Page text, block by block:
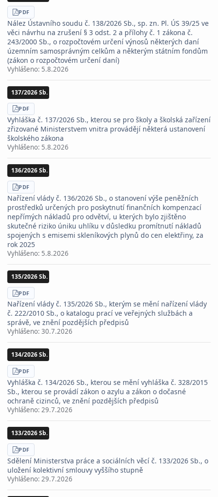
STÁHNOUT
PDF
Nález Ústavního soudu č. 138/2026 Sb., sp. zn. Pl. ÚS 39/25 ve
věci návrhu na zrušení § 3 odst. 2 a přílohy č. 1 zákona č.
243/2000 Sb., o rozpočtovém určení výnosů některých daní
územním samosprávným celkům a některým státním fondům
(zákon o rozpočtovém určení daní)
Vyhlášeno: 5.8.2026
137/2026 Sb.
STÁHNOUT
PDF
Vyhláška č. 137/2026 Sb., kterou se pro školy a školská zařízení
zřizované Ministerstvem vnitra provádějí některá ustanovení
školského zákona
Vyhlášeno: 5.8.2026
136/2026 Sb.
STÁHNOUT
PDF
Nařízení vlády č. 136/2026 Sb., o stanovení výše peněžních
prostředků určených pro poskytnutí finančních kompenzací
nepřímých nákladů pro odvětví, u kterých bylo zjištěno
skutečné riziko úniku uhlíku v důsledku promítnutí nákladů
spojených s emisemi skleníkových plynů do cen elektřiny, za
rok 2025
Vyhlášeno: 5.8.2026
135/2026 Sb.
STÁHNOUT
PDF
Nařízení vlády č. 135/2026 Sb., kterým se mění nařízení vlády
č. 222/2010 Sb., o katalogu prací ve veřejných službách a
správě, ve znění pozdějších předpisů
Vyhlášeno: 30.7.2026
134/2026 Sb.
STÁHNOUT
PDF
Vyhláška č. 134/2026 Sb., kterou se mění vyhláška č. 328/2015
Sb., kterou se provádí zákon o azylu a zákon o dočasné
ochraně cizinců, ve znění pozdějších předpisů
Vyhlášeno: 29.7.2026
133/2026 Sb.
STÁHNOUT
PDF
Sdělení Ministerstva práce a sociálních věcí č. 133/2026 Sb., o
uložení kolektivní smlouvy vyššího stupně
Vyhlášeno: 29.7.2026